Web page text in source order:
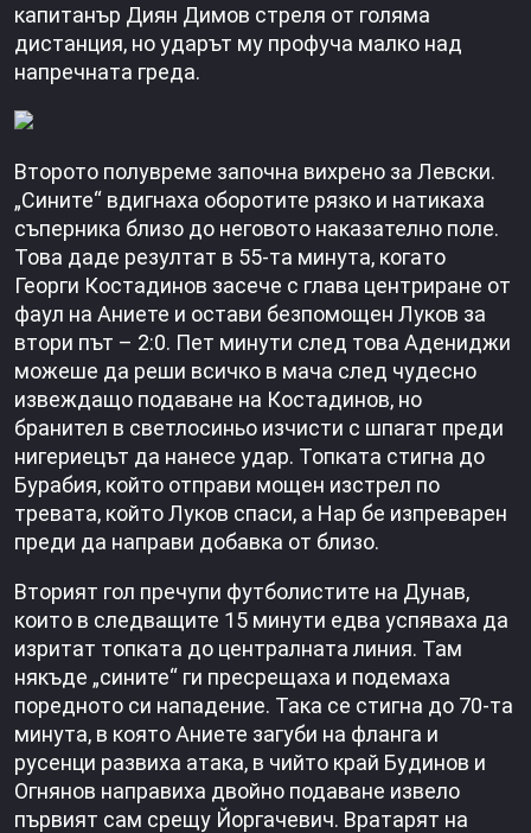
капитанър Диян Димов стреля от голяма
дистанция, но ударът му профуча малко над
напречната греда.
Второто полувреме започна вихрено за Левски.
„Сините“ вдигнаха оборотите рязко и натикаха
съперника близо до неговото наказателно поле.
Това даде резултат в 55-та минута, когато
Георги Костадинов засече с глава центриране от
фаул на Аниете и остави безпомощен Луков за
втори път – 2:0. Пет минути след това Адениджи
можеше да реши всичко в мача след чудесно
извеждащо подаване на Костадинов, но
бранител в светлосиньо изчисти с шпагат преди
нигериецът да нанесе удар. Топката стигна до
Бурабия, който отправи мощен изстрел по
тревата, който Луков спаси, а Нар бе изпреварен
преди да направи добавка от близо.
Вторият гол пречупи футболистите на Дунав,
които в следващите 15 минути едва успяваха да
изритат топката до централната линия. Там
някъде „сините“ ги пресрещаха и подемаха
поредното си нападение. Така се стигна до 70-та
минута, в която Аниете загуби на фланга и
русенци развиха атака, в чийто край Будинов и
Огнянов направиха двойно подаване извело
първият сам срещу Йоргачевич. Вратарят на